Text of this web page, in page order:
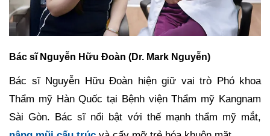
Bác sĩ Nguyễn Hữu Đoàn (Dr. Mark Nguyễn)
Bác sĩ Nguyễn Hữu Đoàn hiện giữ vai trò Phó khoa
Thẩm mỹ Hàn Quốc tại Bệnh viện Thẩm mỹ Kangnam
Sài Gòn. Bác sĩ nổi bật với thế mạnh thẩm mỹ mắt,